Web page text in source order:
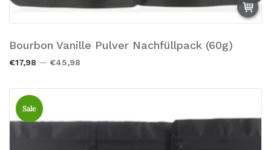
Bourbon Vanille Pulver Nachfüllpack (60g)
€17,98 €45,98
Sale